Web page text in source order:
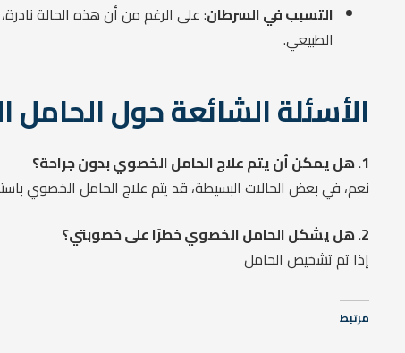
التسبب في السرطان: على الرغم من أن هذه الحالة
الطبيعي.
الأسئلة الشائعة حول
1. هل يمكن أن يتم علاج الحامل الخصوي بدون جراحة؟
نعم، في بعض الحالات البسيطة، قد يتم علاج الحامل الخصوي
2. هل يشكل الحامل الخصوي خطرًا على خصوبتي؟
إذا تم تشخيص الحامل
مرتبط